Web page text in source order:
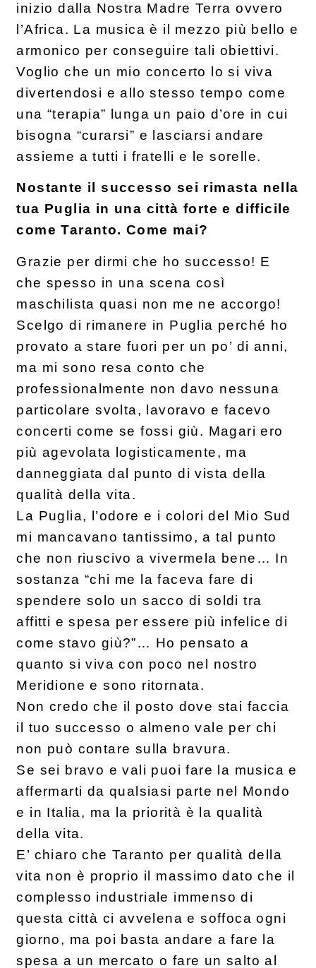
inizio dalla Nostra Madre Terra ovvero
l’Africa. La musica è il mezzo più bello e
armonico per conseguire tali obiettivi.
Voglio che un mio concerto lo si viva
divertendosi e allo stesso tempo come
una “terapia” lunga un paio d’ore in cui
bisogna “curarsi” e lasciarsi andare
assieme a tutti i fratelli e le sorelle.
Nostante il successo sei rimasta nella
tua Puglia in una città forte e difficile
come Taranto. Come mai?
Grazie per dirmi che ho successo! E
che spesso in una scena così
maschilista quasi non me ne accorgo!
Scelgo di rimanere in Puglia perché ho
provato a stare fuori per un po’ di anni,
ma mi sono resa conto che
professionalmente non davo nessuna
particolare svolta, lavoravo e facevo
concerti come se fossi giù. Magari ero
più agevolata logisticamente, ma
danneggiata dal punto di vista della
qualità della vita.
La Puglia, l’odore e i colori del Mio Sud
mi mancavano tantissimo, a tal punto
che non riuscivo a vivermela bene… In
sostanza “chi me la faceva fare di
spendere solo un sacco di soldi tra
affitti e spesa per essere più infelice di
come stavo giù?”… Ho pensato a
quanto si viva con poco nel nostro
Meridione e sono ritornata.
Non credo che il posto dove stai faccia
il tuo successo o almeno vale per chi
non può contare sulla bravura.
Se sei bravo e vali puoi fare la musica e
affermarti da qualsiasi parte nel Mondo
e in Italia, ma la priorità è la qualità
della vita.
E’ chiaro che Taranto per qualità della
vita non è proprio il massimo dato che il
complesso industriale immenso di
questa città ci avvelena e soffoca ogni
giorno, ma poi basta andare a fare la
spesa a un mercato o fare un salto al